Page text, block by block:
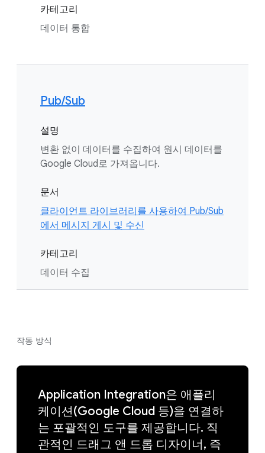
카테고리
데이터 통합
Pub/Sub
설명
변환 없이 데이터를 수집하여 원시 데이터를
Google Cloud로 가져옵니다.
문서
클라이언트 라이브러리를 사용하여 Pub/Sub
에서 메시지 게시 및 수신
카테고리
데이터 수집
작동 방식
Application Integration은 애플리
케이션(Google Cloud 등)을 연결하
는 포괄적인 도구를 제공합니다. 직
관적인 드래그 앤 드롭 디자이너, 즉